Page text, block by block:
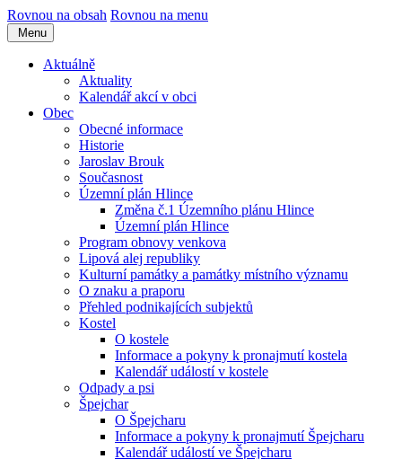
Rovnou na obsah Rovnou na menu
Menu
Aktuálně
Aktuality
Kalendář akcí v obci
Obec
Obecné informace
Historie
Jaroslav Brouk
Současnost
Územní plán Hlince
Změna č.1 Územního plánu Hlince
Územní plán Hlince
Program obnovy venkova
Lipová alej republiky
Kulturní památky a památky místního významu
O znaku a praporu
Přehled podnikajících subjektů
Kostel
O kostele
Informace a pokyny k pronajmutí kostela
Kalendář událostí v kostele
Odpady a psi
Špejchar
O Špejcharu
Informace a pokyny k pronajmutí Špejcharu
Kalendář událostí ve Špejcharu